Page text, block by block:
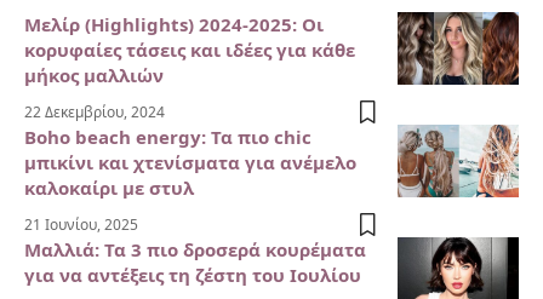
Μελίρ (Highlights) 2024-2025: Οι
κορυφαίες τάσεις και ιδέες για κάθε
μήκος μαλλιών
22 Δεκεμβρίου, 2024
Boho beach energy: Τα πιο chic
μπικίνι και χτενίσματα για ανέμελο
καλοκαίρι με στυλ
21 Ιουνίου, 2025
Μαλλιά: Τα 3 πιο δροσερά κουρέματα
για να αντέξεις τη ζέστη του Ιουλίου